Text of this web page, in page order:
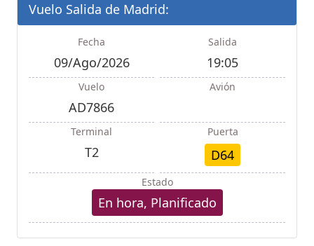
Vuelo Salida de Madrid:
Fecha
09/Ago/2026
Salida
19:05
Vuelo
AD7866
Avión
Terminal
T2
Puerta
D64
Estado
En hora, Planificado